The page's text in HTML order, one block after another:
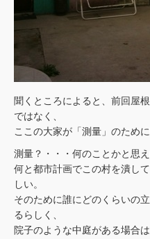
聞くところによると、前回屋
ではなく、
ここの大家が「測量」のため
測量？・・・何のことかと思え
何と都市計画でこの村を潰し
しい。
そのために誰にどのくらいの
るらしく、
院子のような中庭がある場合